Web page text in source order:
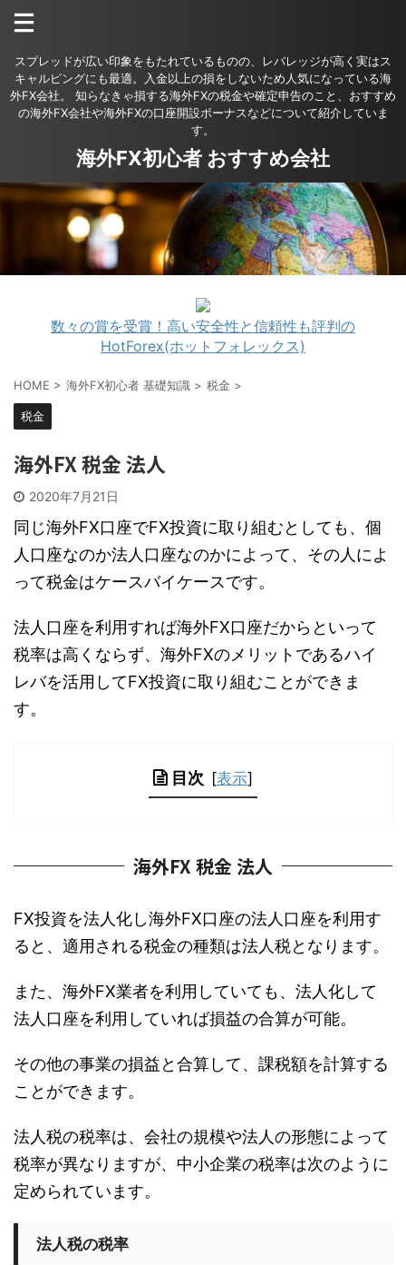
スプレッドが広い印象をもたれているものの、レバレッジが高く実はス
キャルピングにも最適。入金以上の損をしないため人気になっている海
外FX会社。 知らなきゃ損する海外FXの税金や確定申告のこと、おすすめ
の海外FX会社や海外FXの口座開設ボーナスなどについて紹介していま
す。
海外FX初心者 おすすめ会社
数々の賞を受賞！高い安全性と信頼性も評判の
HotForex(ホットフォレックス)
HOME > 海外FX初心者 基礎知識 > 税金 >
税金
海外FX 税金 法人
2020年7月21日
同じ海外FX口座でFX投資に取り組むとしても、個
人口座なのか法人口座なのかによって、その人によ
って税金はケースバイケースです。
法人口座を利用すれば海外FX口座だからといって
税率は高くならず、海外FXのメリットであるハイ
レバを活用してFX投資に取り組むことができま
す。
目次 [表示]
海外FX 税金 法人
FX投資を法人化し海外FX口座の法人口座を利用す
ると、適用される税金の種類は法人税となります。
また、海外FX業者を利用していても、法人化して
法人口座を利用していれば損益の合算が可能。
その他の事業の損益と合算して、課税額を計算する
ことができます。
法人税の税率は、会社の規模や法人の形態によって
税率が異なりますが、中小企業の税率は次のように
定められています。
法人税の税率